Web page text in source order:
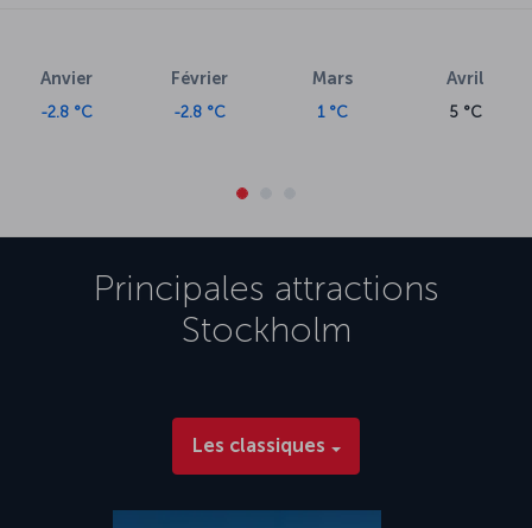
Anvier
-2.8 °C
Février
-2.8 °C
Mars
1 °C
Avril
5 °C
Principales attractions
Stockholm
Les classiques